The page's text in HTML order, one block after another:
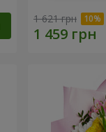
1 621 грн